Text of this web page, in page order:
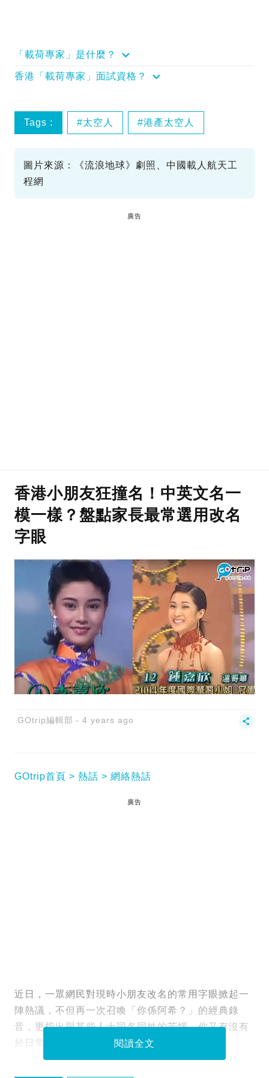
「載荷專家」是什麼？
香港「載荷專家」面試資格？
Tags : 太空人 港產太空人
圖片來源：《流浪地球》劇照、中國載人航天工
程網
廣告
香港小朋友狂撞名！中英文名一
模一樣？盤點家長最常選用改名
字眼
GOtrip編輯部 4 years ago
GOtrip首頁 熱話 網絡熱話
廣告
近日，一眾網民對現時小朋友改名的常用字眼掀起一
陣熱議，不但再一次召喚「你係阿希？」的經典錄
音，更指出與某些人士同名同姓的苦惱。你又有沒有
於日常生活中遇上「撞名」的尷尬情況呢？
閱讀全文